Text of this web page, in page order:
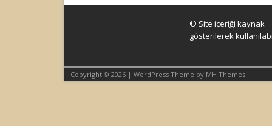
© Site içeriği kaynak
gösterilerek
Copyright © 2026 | WordPress Theme by MH Themes